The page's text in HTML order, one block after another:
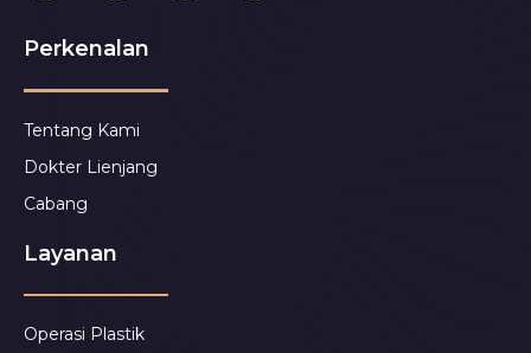
Perkenalan
Tentang Kami
Dokter Lienjang
Cabang
Layanan
Operasi Plastik